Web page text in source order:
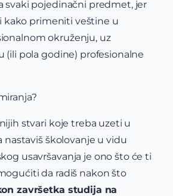
svaki pojedinačni predmet, jer
kako primeniti veštine u
okruženju, uz
(ili pola godine) profesionalne
stvari koje treba uzeti u
nastaviš školovanje u vidu
usavršavanja je ono što će ti
da radiš nakon što
završetka studija na